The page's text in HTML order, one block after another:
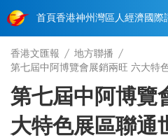
首頁香港神州 灣區人經濟國際
香港文匯報
地方聯播
第七屆中阿博覽會展銷兩旺 六大特
第七屆中阿博覽
大特色展區聯通